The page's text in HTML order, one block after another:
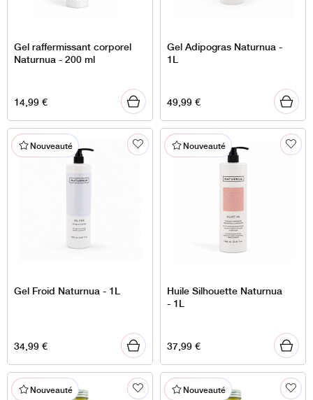
Gel raffermissant corporel
Naturnua - 200 ml
14,99€
Gel Adipogras Naturnua -
1L
49,99€
Nouveauté
Gel Froid Naturnua - 1L
34,99€
Nouveauté
Huile Silhouette Naturnua
- 1L
37,99€
Nouveauté Nouveauté